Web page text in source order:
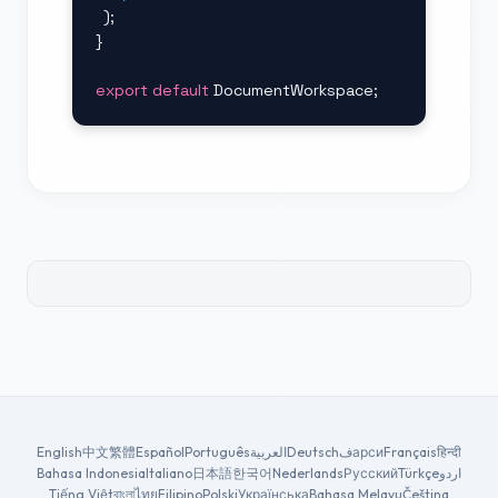
  );
}
export default DocumentWorkspace;
English中文繁體EspañolPortuguêsالعربيةDeutsch فарсиFrançaisहिन्दी
Bahasa IndonesiaItaliano日本語한국어 NederlandsРусскийTürkçeاردو
Tiếng ViệtবাংলাไทยFilipinoPolskiУкраїнськаBahasa MelayuČeština